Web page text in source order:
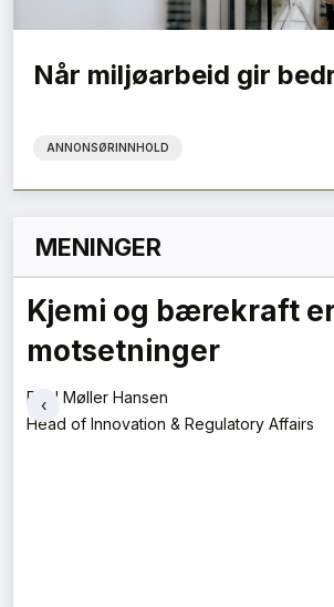
Når miljøarbeid gir
ANNONSØRINNHOLD
MENINGER
‹